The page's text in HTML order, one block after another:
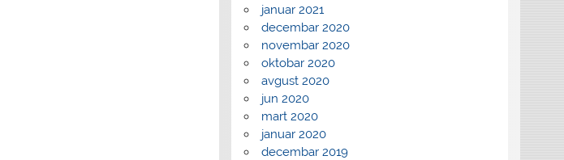
januar 2021
decembar 2020
novembar 2020
oktobar 2020
avgust 2020
jun 2020
mart 2020
januar 2020
decembar 2019